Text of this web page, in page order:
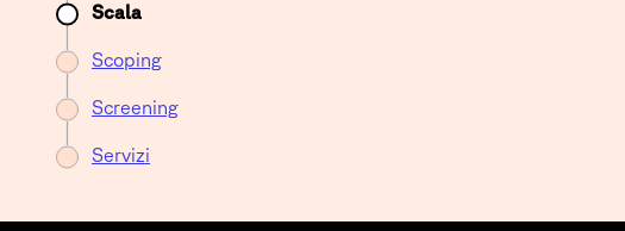
Scala
Scoping
Screening
Servizi